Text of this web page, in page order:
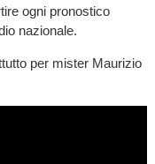
ogni pronostico
nazionale.
per mister Maurizio